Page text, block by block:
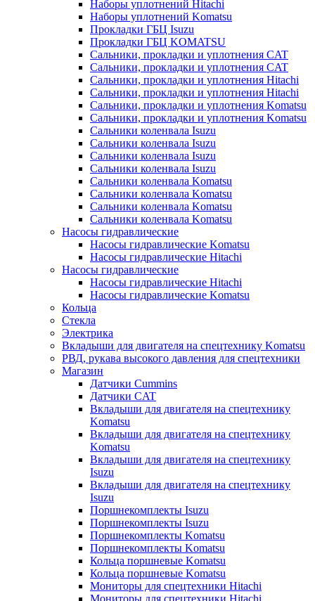
Наборы уплотнений Hitachi
Наборы уплотнений Komatsu
Прокладки ГБЦ Isuzu
Прокладки ГБЦ KOMATSU
Сальники, прокладки и уплотнения CAT
Сальники, прокладки и уплотнения CAT
Сальники, прокладки и уплотнения Hitachi
Сальники, прокладки и уплотнения Hitachi
Сальники, прокладки и уплотнения Komatsu
Сальники, прокладки и уплотнения Komatsu
Сальники коленвала Isuzu
Сальники коленвала Isuzu
Сальники коленвала Isuzu
Сальники коленвала Isuzu
Сальники коленвала Komatsu
Сальники коленвала Komatsu
Сальники коленвала Komatsu
Сальники коленвала Komatsu
Насосы гидравлические
Насосы гидравлические Komatsu
Насосы гидравлические Hitachi
Насосы гидравлические
Насосы гидравлические Hitachi
Насосы гидравлические Komatsu
Кольца
Стекла
Электрика
Вкладыши для двигателя на спецтехнику Komatsu
РВД, рукава высокого давления для спецтехники
Магазин
Датчики Cummins
Датчики CAT
Вкладыши для двигателя на спецтехнику
Komatsu
Вкладыши для двигателя на спецтехнику
Komatsu
Вкладыши для двигателя на спецтехнику
Isuzu
Вкладыши для двигателя на спецтехнику
Isuzu
Поршнекомплекты Isuzu
Поршнекомплекты Isuzu
Поршнекомплекты Komatsu
Поршнекомплекты Komatsu
Кольца поршневые Komatsu
Кольца поршневые Komatsu
Мониторы для спецтехники Hitachi
Мониторы для спецтехники Hitachi